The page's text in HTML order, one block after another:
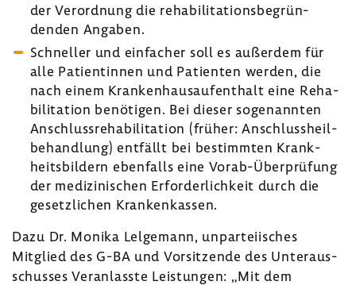
der Verord­nung die reha­bi­li­ta­ti­ons­be­grün­
denden Angaben.
Schneller und einfa­cher soll es außerdem für
alle Pati­en­tinnen und Pati­enten werden, die
nach einem Kran­ken­haus­auf­ent­halt eine Reha­
bi­li­ta­tion benö­tigen. Bei dieser soge­nannten
Anschluss­re­ha­bi­li­ta­tion (früher: Anschluss­heil­
be­hand­lung) entfällt bei bestimmten Krank­
heits­bil­dern eben­falls eine Vorab-​Überprüfung
der medi­zi­ni­schen Erfor­der­lich­keit durch die
gesetz­li­chen Kran­ken­kassen.
Dazu Dr. Monika Lelge­mann, unpar­tei­isches
Mitglied des G-BA und Vorsit­zende des Unter­aus­
schusses Veran­lasste Leis­tungen: „Mit dem